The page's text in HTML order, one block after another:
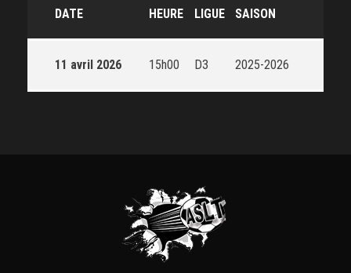
DATE HEURE LIGUE SAISON
11 avril 2026 15h00 D3 2025-2026